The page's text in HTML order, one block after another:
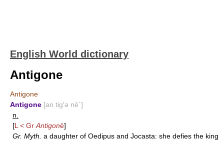
English World dictionary
Antigone
Antigone
Antigone [an tig′ə nē΄]
n.
[L < Gr Antigonē]
Gr. Myth. a daughter of Oedipus and Jocasta: she defies the king